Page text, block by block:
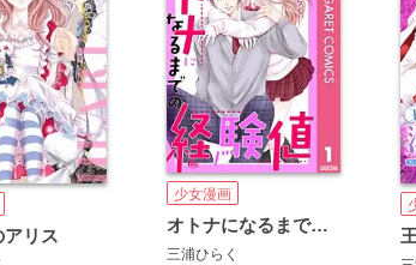
リス
少女漫画
オトナになるまでの経験値
三浦ひらく